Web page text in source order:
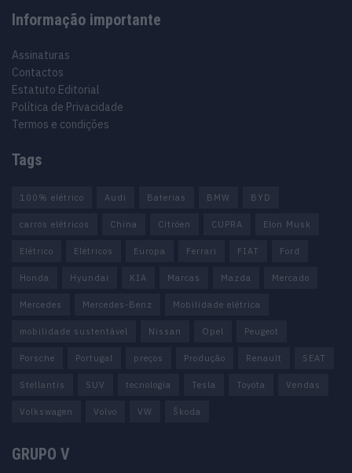
Informação importante
Assinaturas
Contactos
Estatuto Editorial
Política de Privacidade
Termos e condições
Tags
100% elétrico Audi Baterias BMW BYD
carros elétricos China Citröen CUPRA Elon Musk
Elétrico Elétricos Europa Ferrari FIAT Ford
Honda Hyundai KIA Marcas Mazda Mercado
Mercedes Mercedes-Benz Mobilidade elétrica
mobilidade sustentável Nissan Opel Peugeot
Porsche Portugal preços Produção Renault SEAT
Stellantis SUV tecnologia Tesla Toyota Vendas
Volkswagen Volvo VW Škoda
GRUPO V